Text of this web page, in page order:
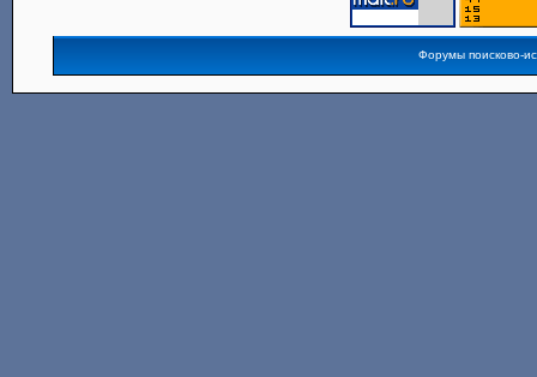
Форумы поисково-